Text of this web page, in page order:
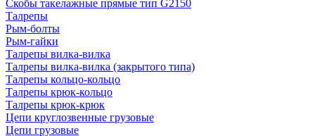
Скобы такелажные прямые тип G2150
Талрепы
Рым-болты
Рым-гайки
Талрепы вилка-вилка
Талрепы вилка-вилка (закрытого типа)
Талрепы кольцо-кольцо
Талрепы крюк-кольцо
Талрепы крюк-крюк
Цепи круглозвенные грузовые
Цепи грузовые